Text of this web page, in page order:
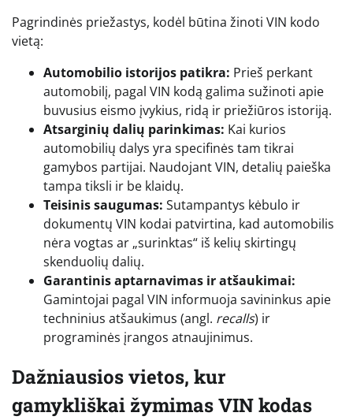
Pagrindinės priežastys, kodėl būtina žinoti VIN kodo
vietą:
Automobilio istorijos patikra: Prieš perkant
automobilį, pagal VIN kodą galima sužinoti apie
buvusius eismo įvykius, ridą ir priežiūros istoriją.
Atsarginių dalių parinkimas: Kai kurios
automobilių dalys yra specifinės tam tikrai
gamybos partijai. Naudojant VIN, detalių paieška
tampa tiksli ir be klaidų.
Teisinis saugumas: Sutampantys kėbulo ir
dokumentų VIN kodai patvirtina, kad automobilis
nėra vogtas ar „surinktas“ iš kelių skirtingų
skenduolių dalių.
Garantinis aptarnavimas ir atšaukimai:
Gamintojai pagal VIN informuoja savininkus apie
techninius atšaukimus (angl. recalls) ir
programinės įrangos atnaujinimus.
Dažniausios vietos, kur
gamykliškai žymimas VIN kodas